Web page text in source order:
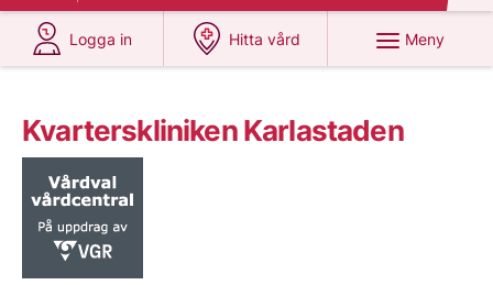
Logga in
på 1177.se
Hitta vård
på 1177.se
Meny
Kvarterskliniken Karlastaden